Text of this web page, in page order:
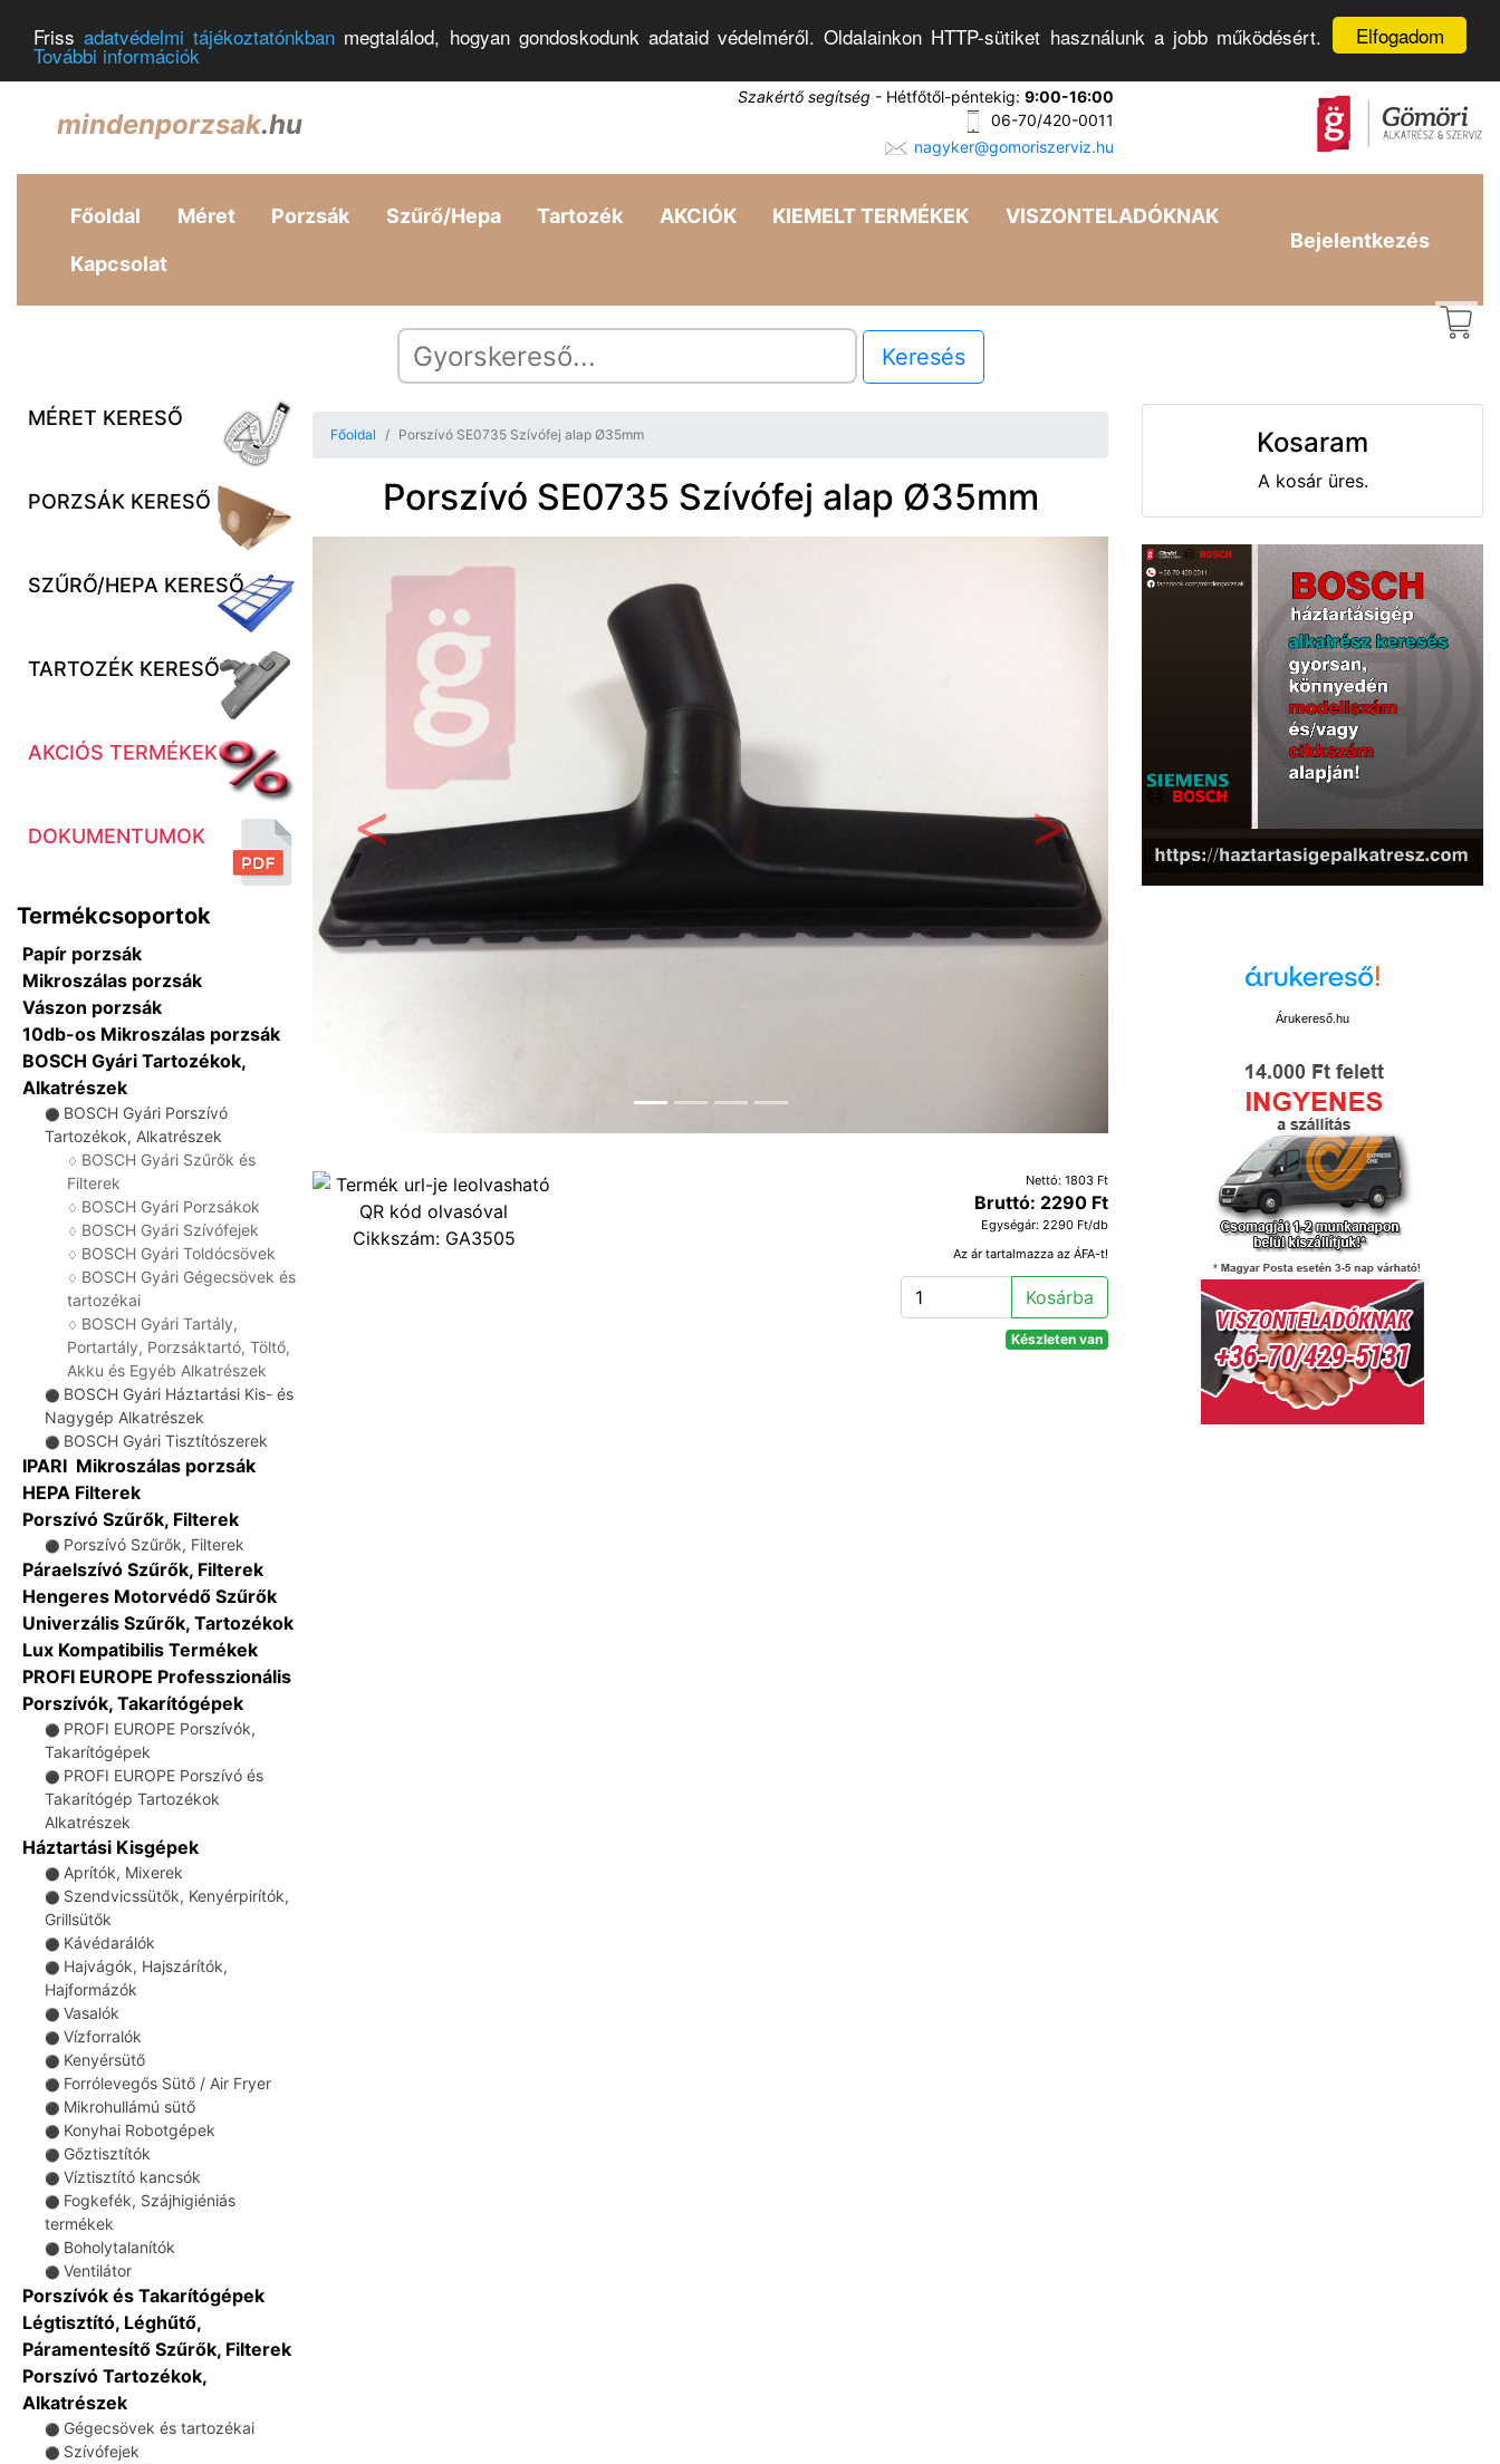
Elfogadom
Frissadatvédelmi tájékoztatónkban megtalálod, hogyan gondoskodunk adataid védelméről. Oldalainkon HTTP-sütiket használunk a jobb működésért.
További információk
mindenporzsak.hu
Szakértő segítség - Hétfőtől-péntekig: 9:00-16:00
06-70/420-0011
nagyker@gomoriszerviz.hu
Főoldal Méret Porzsák Szűrő/Hepa Tartozék AKCIÓK KIEMELT TERMÉKEK VISZONTELADÓKNAK
Kapcsolat
Bejelentkezés
Keresés
MÉRET KERESŐ
PORZSÁK KERESŐ
SZŰRŐ/HEPA KERESŐ
TARTOZÉK KERESŐ
AKCIÓS TERMÉKEK
DOKUMENTUMOK
Termékcsoportok
Papír porzsák
Mikroszálas porzsák
Vászon porzsák
10db-os Mikroszálas porzsák
BOSCH Gyári Tartozékok,
Alkatrészek
⚫ BOSCH Gyári Porszívó
Tartozékok, Alkatrészek
♢ BOSCH Gyári Szűrők és
Filterek
♢ BOSCH Gyári Porzsákok
♢ BOSCH Gyári Szívófejek
♢ BOSCH Gyári Toldócsövek
♢ BOSCH Gyári Gégecsövek és
tartozékai
♢ BOSCH Gyári Tartály,
Portartály, Porzsáktartó, Töltő,
Akku és Egyéb Alkatrészek
⚫ BOSCH Gyári Háztartási Kis- és
Nagygép Alkatrészek
⚫ BOSCH Gyári Tisztítószerek
IPARI Mikroszálas porzsák
HEPA Filterek
Porszívó Szűrők, Filterek
⚫ Porszívó Szűrők, Filterek
Páraelszívó Szűrők, Filterek
Hengeres Motorvédő Szűrők
Univerzális Szűrők, Tartozékok
Lux Kompatibilis Termékek
PROFI EUROPE Professzionális
Porszívók, Takarítógépek
⚫ PROFI EUROPE Porszívók,
Takarítógépek
⚫ PROFI EUROPE Porszívó és
Takarítógép Tartozékok
Alkatrészek
Háztartási Kisgépek
⚫ Aprítók, Mixerek
⚫ Szendvicssütők, Kenyérpirítók,
Grillsütők
⚫ Kávédarálók
⚫ Hajvágók, Hajszárítók,
Hajformázók
⚫ Vasalók
⚫ Vízforralók
⚫ Kenyérsütő
⚫ Forrólevegős Sütő / Air Fryer
⚫ Mikrohullámú sütő
⚫ Konyhai Robotgépek
⚫ Gőztisztítók
⚫ Víztisztító kancsók
⚫ Fogkefék, Szájhigiéniás
termékek
⚫ Boholytalanítók
⚫ Ventilátor
Porszívók és Takarítógépek
Légtisztító, Léghűtő,
Páramentesítő Szűrők, Filterek
Porszívó Tartozékok,
Alkatrészek
⚫ Gégecsövek és tartozékai
⚫ Szívófejek
Főoldal Porszívó SE0735 Szívófej alap Ø35mm
Porszívó SE0735 Szívófej alap Ø35mm
Előző Következő
Cikkszám: GA3505
Nettó: 1803 Ft
Bruttó: 2290 Ft
Egységár: 2290 Ft/db
Az ár tartalmazza az ÁFA-t!
Kosárba
Készleten van
Kosaram
A kosár üres.
Árukereső.hu